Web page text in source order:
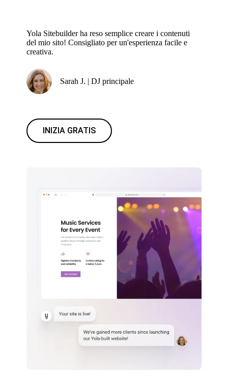
Yola Sitebuilder ha reso semplice creare i contenuti
del mio sito! Consigliato per un'esperienza facile e
creativa.
Sarah J. | DJ principale
INIZIA GRATIS